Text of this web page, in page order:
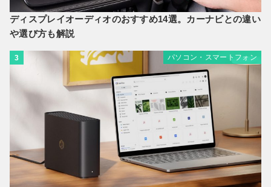
ディスプレイオーディオのおすすめ14選。カーナビとの違い
や選び方も解説
3 パソコン・スマートフォン